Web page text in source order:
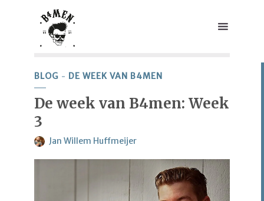
BLOG DE WEEK VAN B4MEN
De week van B4men: Week
3
Jan Willem Huffmeijer